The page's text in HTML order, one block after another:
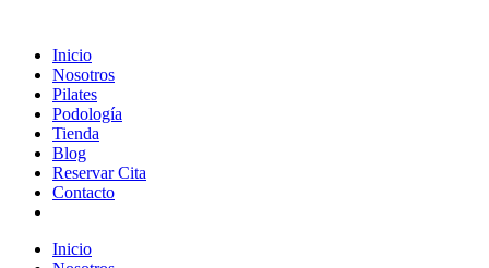
Inicio
Nosotros
Pilates
Podología
Tienda
Blog
Reservar Cita
Contacto
Inicio